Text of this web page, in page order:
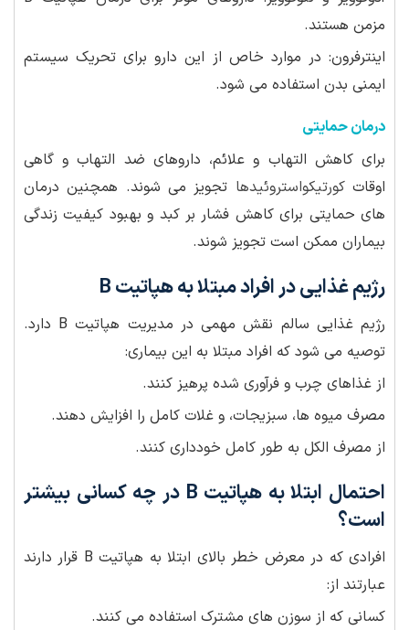
مزمن هستند.
اینترفرون: در موارد خاص از این دارو برای تحریک سیستم
ایمنی بدن استفاده می شود.
درمان حمایتی
برای کاهش التهاب و علائم، داروهای ضد التهاب و گاهی
اوقاتکورتیکواستروئیدها تجویز می شوند. همچنین درمان
های حمایتی برای کاهش فشار بر کبد و بهبود کیفیت زندگی
بیماران ممکن است تجویز شوند.
رژیم غذایی در افراد مبتلا به هپاتیت B
رژیم غذایی سالم نقش مهمی در مدیریت هپاتیت B دارد.
توصیه می شود که افراد مبتلا به این بیماری:
از غذاهای چرب و فرآوری شده پرهیز کنند.
مصرف میوه ها، سبزیجات، و غلات کامل را افزایش دهند.
از مصرف الکل به طور کامل خودداری کنند.
احتمال ابتلا به هپاتیت B در چه کسانی بیشتر
است؟
افرادی که در معرض خطر بالای ابتلا به هپاتیت B قرار دارند
عبارتند از:
کسانی که از سوزن های مشترک استفاده می کنند.